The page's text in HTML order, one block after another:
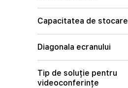
Capacitatea de stocare
Diagonala ecranului
Tip de soluție pentru
videoconferințe